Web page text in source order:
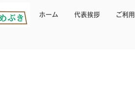
ホーム 代表挨拶 ご利